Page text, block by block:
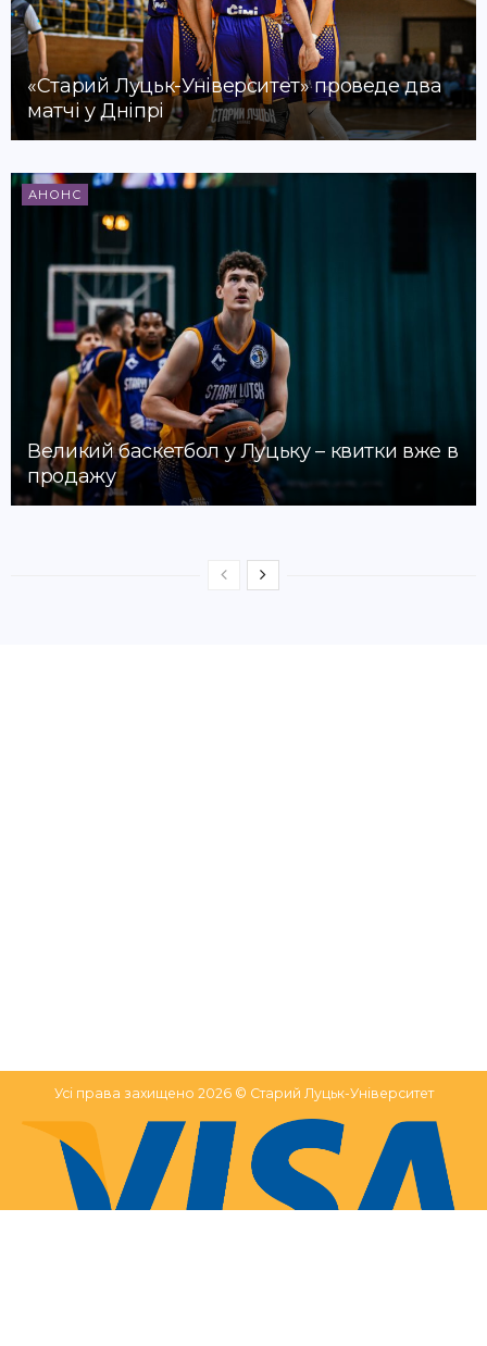
«Старий Луцьк-Університет» проведе два
матчі у Дніпрі
АНОНС
Великий баскетбол у Луцьку – квитки вже в
продажу
Усі права захищено 2026 © Старий Луцьк-Університет